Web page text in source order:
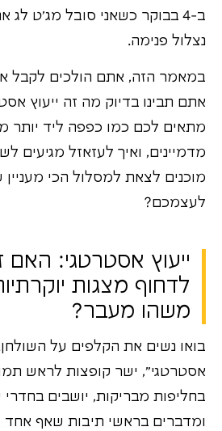
ב-4 בבוקר כשאני סובל מג'ט לג
נצלול פנימה.
במאמר הזה, אתם הולכים לקבל
אתם תבינו בדיוק מה זה ייעוץ
מתאים לכם כמו כפפה ליד
מדמיינים, ואיך לעזאזל מגיעים
מוכנים לצאת למסלול הכי מעניין
לעצמכם?
ייעוץ אסטרטגי:
לדחוף מצגות
משהו מעבר?
בואו נשים את הקלפים על
אסטרטגי", ישר קופצות לראש
בחליפות מבריקות, יושבים בחדרי
ומדברים בראשי תיבות שאף אחד